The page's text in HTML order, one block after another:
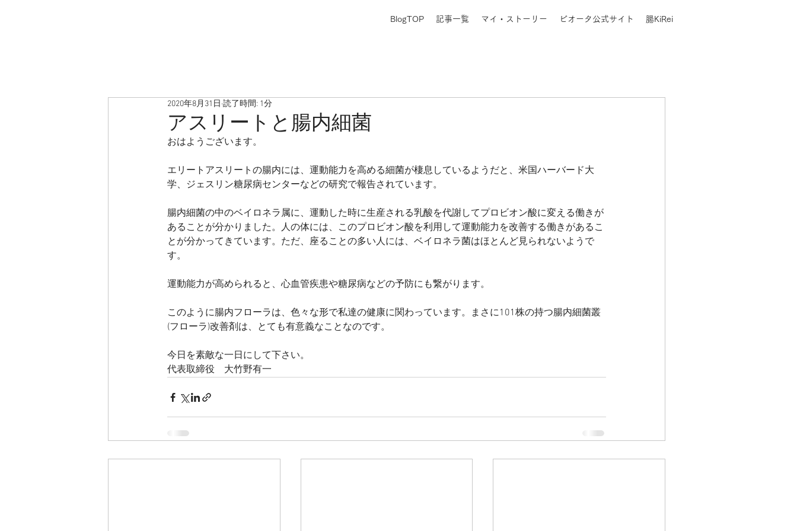
BlogTOP 記事一覧 マイ・ストーリー ビオータ公式サイト 腸KiRei
アスリートと腸内細菌
2020年8月31日 読了時間: 1分
おはようございます。
エリートアスリートの腸内には、運動能力を高める細菌が棲息しているようだと、米国ハーバード大
学、ジェスリン糖尿病センターなどの研究で報告されています。
腸内細菌の中のベイロネラ属に、運動した時に生産される乳酸を代謝してプロビオン酸に変える働きが
あることが分かりました。人の体には、このプロビオン酸を利用して運動能力を改善する働きがあるこ
とが分かってきています。ただ、座ることの多い人には、ベイロネラ菌はほとんど見られないようで
す。
運動能力が高められると、心血管疾患や糖尿病などの予防にも繋がります。
このように腸内フローラは、色々な形で私達の健康に関わっています。まさに101株の持つ腸内細菌叢
(フローラ)改善剤は、とても有意義なことなのです。
今日を素敵な一日にして下さい。
代表取締役　大竹野有一